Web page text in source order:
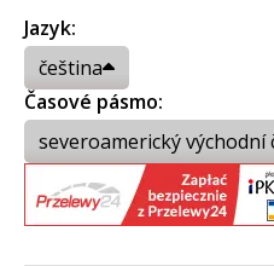
Jazyk:
čeština
Časové pásmo:
severoamerický východní